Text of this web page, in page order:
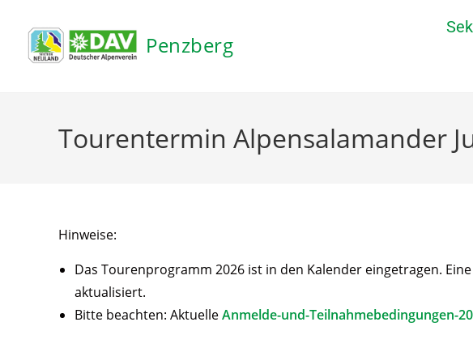
Penzberg
Tourentermin Alpensalamander
Hinweise:
Das Tourenprogramm 2026 ist in den Kalender eingetragen.
aktualisiert.
Bitte beachten: AktuelleAnmelde-und-Teilnahmebedingungen-